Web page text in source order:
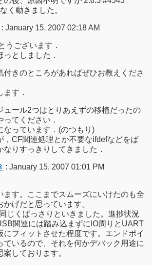
く動きました。
: January 15, 2007 02:18 AM
うございます．
っとしました．
付きのところがあればぜひお教えくださ
す．
ュール2つはとりあえずの移植だったの
てください．
なっています．(のつもり)
，CF関連処理とか不要なifdefなどをば
なりすっきりしてきました．
: January 15, 2007 01:01 PM
ます。ここまでスムーズにいけたのも全
げだと思っています。
じくばっさりといきました。進捗状況
関連には踏み込まずにIO周りとUART
にフィットさせた程度です。エンドポイ
ているので、それを何かデバック用途に
しております。